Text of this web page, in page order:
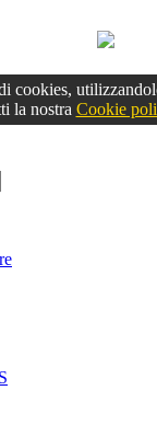
cookies,
la nostra Cookie